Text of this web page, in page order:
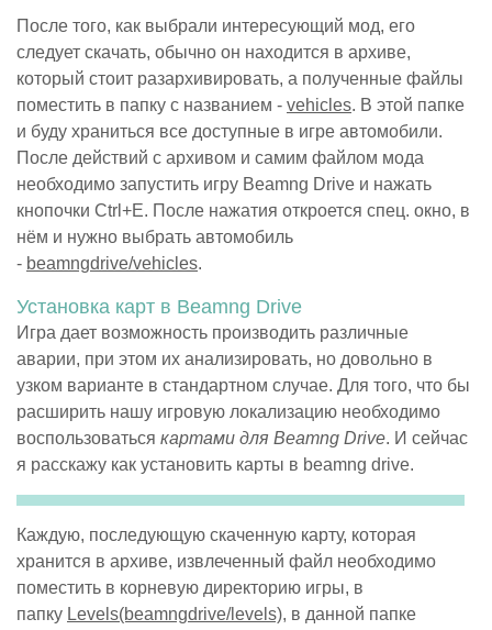
После того, как выбрали интересующий мод, его
следует скачать, обычно он находится в архиве,
который стоит разархивировать, а полученные файлы
поместить в папку с названием - vehicles. В этой папке
и буду храниться все доступные в игре автомобили.
После действий с архивом и самим файлом мода
необходимо запустить игру Beamng Drive и нажать
кнопочки Ctrl+E. После нажатия откроется спец. окно, в
нём и нужно выбрать автомобиль
- beamngdrive/vehicles.
Установка карт в Beamng Drive
Игра дает возможность производить различные
аварии, при этом их анализировать, но довольно в
узком варианте в стандартном случае. Для того, что бы
расширить нашу игровую локализацию необходимо
воспользоваться картами для Beamng Drive. И сейчас
я расскажу как установить карты в beamng drive.
Каждую, последующую скаченную карту, которая
хранится в архиве, извлеченный файл необходимо
поместить в корневую директорию игры, в
папку Levels(beamngdrive/levels), в данной папке